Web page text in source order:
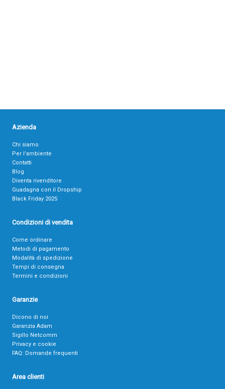
Azienda
Chi siamo
Per l’ambiente
Contatti
Blog
Diventa rivenditore
Guadagna con il Dropship
Black Friday 2025
Condizioni di vendita
Come ordinare
Metodi di pagamento
Modalità di spedizione
Tempi di consegna
Termini e condizioni
Garanzie
Dicono di noi
Garanzia Adam
Sigillo Netcomm
Privacy e cookie
FAQ: Domande frequenti
Area clienti